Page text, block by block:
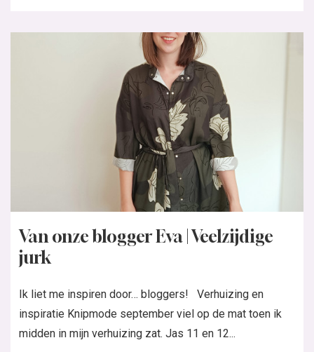
Van onze blogger Eva | Veelzijdige
jurk
Ik liet me inspiren door… bloggers! Verhuizing en
inspiratie Knipmode september viel op de mat toen ik
midden in mijn verhuizing zat. Jas 11 en 12...